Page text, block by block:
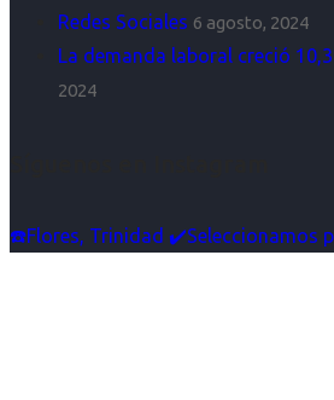
Redes Sociales 6 agosto, 2024
La demanda laboral creció
2024
☎️Flores, Trinidad ✔️Seleccionamos